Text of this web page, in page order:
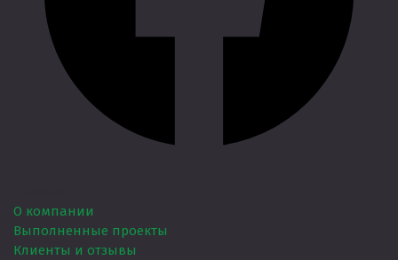
О компании
Выполненные проекты
Клиенты и отзывы